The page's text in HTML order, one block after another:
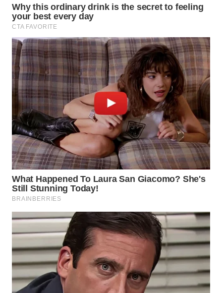
WN
KARAWANG
WN
BEKASI
WN
BOGOR
WN
DEPOK
WN
TAPANULI
UTARA
SAMOSIR
WN
PADANG
LAWAS